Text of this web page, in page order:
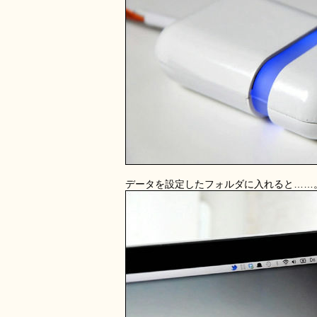
データを設定したフォルダに入れると……